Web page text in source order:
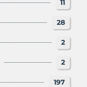
11
28
2
2
197